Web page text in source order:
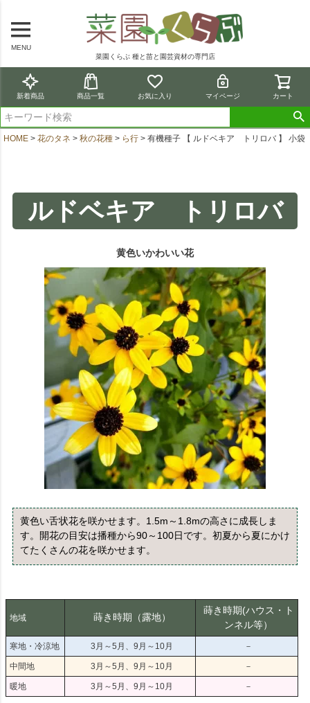
MENU
菜園くらぶ 種と苗と園芸資材の専門店
新着商品 商品一覧 お気に入り マイページ カート
HOME 花のタネ 秋の花種 ら行 有機種子 【 ルドベキア トリロバ 】 小袋
ルドベキア トリロバ
黄色いかわいい花
黄色い舌状花を咲かせます。1.5m～1.8mの高さに成長しま
す。開花の目安は播種から90～100日です。初夏から夏にかけ
てたくさんの花を咲かせます。
地域 蒔き時期（露地）
蒔き時期(ハウス・ト
ンネル等）
寒地・冷涼地 3月～5月、9月～10月 －
中間地 3月～5月、9月～10月 －
暖地 3月～5月、9月～10月 －